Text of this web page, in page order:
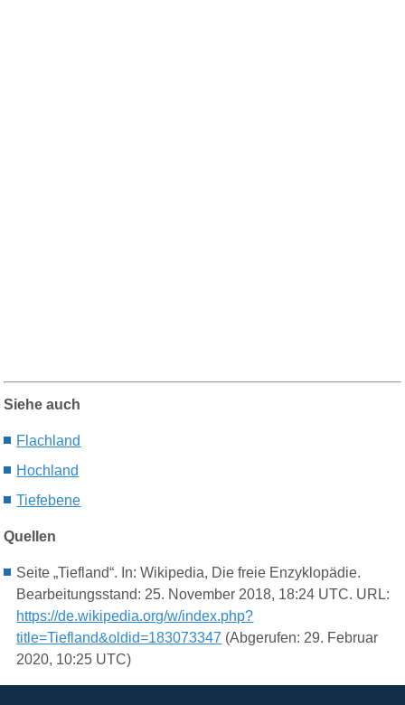
Siehe auch
F lachland
Hochland
Tiefebene
Quellen
Seite „Tiefland“. In: Wikipedia, Die freie Enzyklopädie.
Bearbeitungsstand: 25. November 2018, 18:24 UTC. URL:
https://de.wikipedia.org/w/index.php?
title=Tiefland&oldid=183073347 (Abgerufen: 29. Februar
2020, 10:25 UTC)